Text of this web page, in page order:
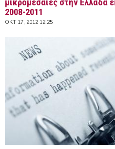
μικρομεσαίες στην Ελλάδα
2008-2011
ΟΚΤ 17, 2012 12:25